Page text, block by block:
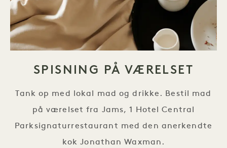
SPISNING PÅ VÆRELSET
Tank op med lokal mad og drikke. Bestil mad
på værelset fra Jams, 1 Hotel Central
Parksignaturrestaurant med den anerkendte
kok Jonathan Waxman.